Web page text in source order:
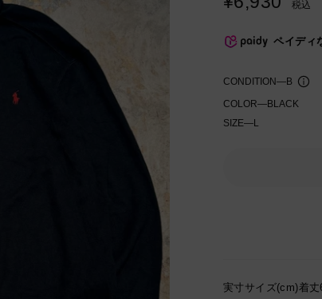
価
税込
ペイディ
CONDITION—B
COLOR—BLACK
SIZE—L
実寸サイズ(cm)着